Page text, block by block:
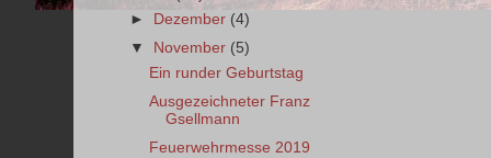
►
Dezember (4)
▼
November (5)
Ein runder Geburtstag
Ausgezeichneter Franz
Gsellmann
Feuerwehrmesse 2019